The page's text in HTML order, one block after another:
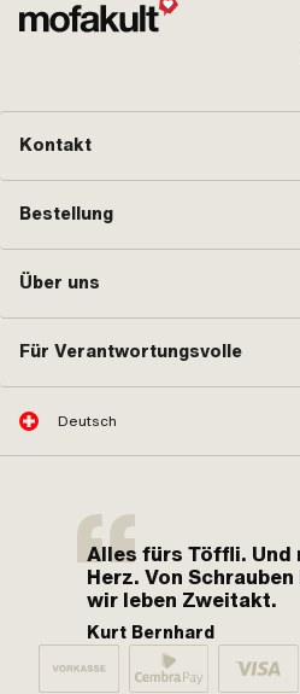
Kontakt
Bestellung
Über uns
Für Verantwortungsvolle
Deutsch
Alles fürs Töffli. Und
Herz. Von
wir leben Zweitakt.
Kurt Bernhard